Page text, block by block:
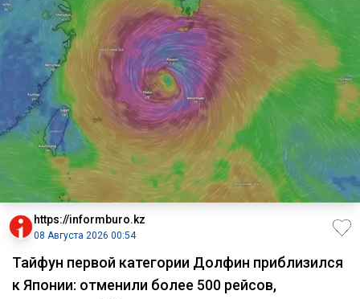
https://informburo.kz
08 Августа 2026 00:54
Тайфун первой категории Долфин приблизился
к Японии: отменили более 500 рейсов,